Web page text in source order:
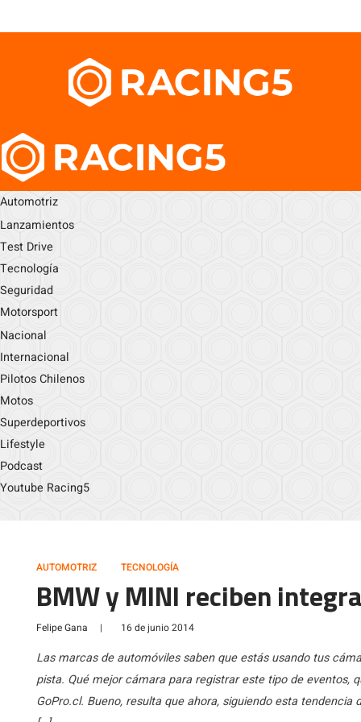
Automotriz
Lanzamientos
Test Drive
Tecnología
Seguridad
Motorsport
Nacional
Internacional
Pilotos Chilenos
Motos
Superdeportivos
Lifestyle
Podcast
Youtube Racing5
AUTOMOTRIZ TECNOLOGÍA
BMW y MINI reciben
Felipe Gana | 16 de junio 2014
Las marcas de automóviles saben que estás usando tus
pista. Qué mejor cámara para registrar este tipo de eventos,
GoPro.cl. Bueno, resulta que ahora, siguiendo esta